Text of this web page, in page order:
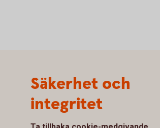
Säkerhet och
integritet